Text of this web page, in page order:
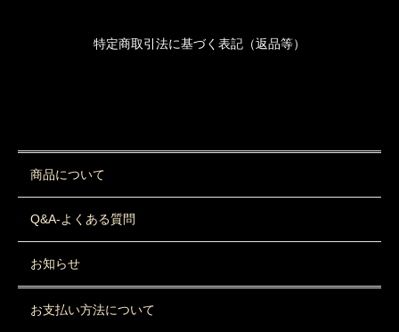
特定商取引法に基づく表記（返品等）
商品について
Q&A-よくある質問
お知らせ
お支払い方法について